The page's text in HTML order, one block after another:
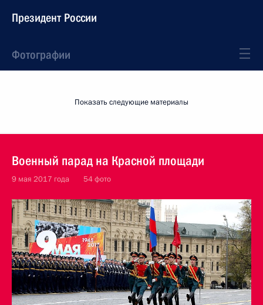
Президент России
Фотографии
Показать следующие материалы
Военный парад на Красной площади
9 мая 2017 года 54 фото